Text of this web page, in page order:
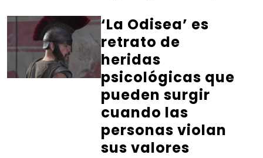
‘La Odisea’ es
retrato de
heridas
psicológicas que
pueden surgir
cuando las
personas violan
sus valores